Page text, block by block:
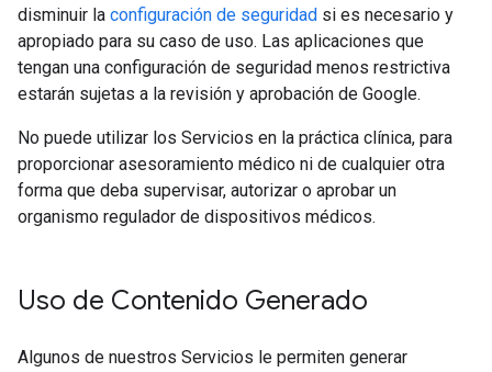
disminuir la configuración de seguridad si es necesario y
apropiado para su caso de uso. Las aplicaciones que
tengan una configuración de seguridad menos restrictiva
estarán sujetas a la revisión y aprobación de Google.
No puede utilizar los Servicios en la práctica clínica, para
proporcionar asesoramiento médico ni de cualquier otra
forma que deba supervisar, autorizar o aprobar un
organismo regulador de dispositivos médicos.
Uso de Contenido Generado
Algunos de nuestros Servicios le permiten generar